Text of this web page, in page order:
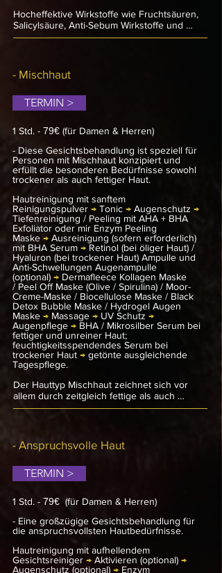
Hocheffektive Wirkstoffe wie Fruchtsäuren,
Salicylsäure, Anti-Sebum Wirkstoffe und
Mikrosilber sorgen für eine schnelle und
überschüssiges Hautfett, Hornlamellen und
Schmutzpartikel auf gründliche Weise. Die
Pflegeprodukte vorbereitet und
Entzündungen, Pickeln und Mitessern wird
vorgebeugt. Die Behandlung hinterlässt ein
wunderbar sauberes und frisches
Hautgefühl und schenkt eine klare, reine
Haut!
- Mischhaut
TERMIN >
1 Std. - 79€ (für Damen & Herren)
- Diese Gesichtsbehandlung ist speziell für
Personen mit Mischhaut konzipiert und
erfüllt die besonderen Bedürfnisse sowohl
trockener als auch fettiger Haut.
Hautreinigung mit sanftem
Reinigungspulver → Tonic → Augenschutz →
Tiefenreinigung / Peeling mit AHA + BHA
Exfoliator oder mir Enzym Peeling
Maske → Ausreinigung (sofern erforderlich)
mit BHA Serum → Retinol (bei öliger Haut) /
Hyaluron (bei trockener Haut) Ampulle und
Anti-Schwellungen Augenampulle
(optional) → Dermafleece Kollagen Maske
/ Peel Off Maske (Olive / Spirulina) / Moor-
Creme-Maske / Biocellulose Maske / Black
Detox Bubble Maske / Hydrogel Augen
Maske → Massage → UV Schutz →
Augenpflege → BHA / Mikrosilber Serum bei
fettiger und unreiner Haut;
feuchtigkeitsspendendes Serum bei
trockener Haut → getönte ausgleichende
Tagespflege.
Der Hauttyp Mischhaut zeichnet sich vor
allem durch zeitgleich fettige als auch
trockene Körperbereiche aus. Die
glänzend, wohingegen Wangen und Hals zu
trocken sind. In den fettigen Regionen sind
Talgproduktion erhöht und die Haut weist
Unreinheiten auf. An den trockenen Stellen
entstehen Spannungsgefühle, Rötungen und
gegebenenfalls sogar juckende
Hautschüppchen.
- Anspruchsvolle Haut
TERMIN >
1 Std. - 79€ (für Damen & Herren)
- Eine großzügige Gesichtsbehandlung für
die anspruchsvollsten Hautbedürfnisse.
Hautreinigung mit aufhellendem
Gesichtsreiniger → Aktivieren (optional) →
Augenschutz (optional) → Enzym